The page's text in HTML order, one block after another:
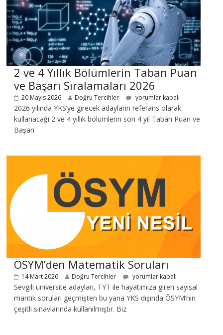
2 ve 4 Yıllık Bölümlerin Taban Puan
ve Başarı Sıralamaları 2026
20 Mayıs 2026 Doğru Tercihler yorumlar kapalı
2026 yılında YKS’ye girecek adayların referans olarak
kullanacağı 2 ve 4 yıllık bölümlerin son 4 yıl Taban Puan ve
Başarı
ÖSYM’den Matematik Soruları
14 Mart 2026 Doğru Tercihler yorumlar kapalı
Sevgili üniversite adayları, TYT ile hayatımıza giren sayısal
mantık soruları geçmişten bu yana YKS dışında ÖSYM’nin
çeşitli sınavlarında kullanılmıştır. Biz